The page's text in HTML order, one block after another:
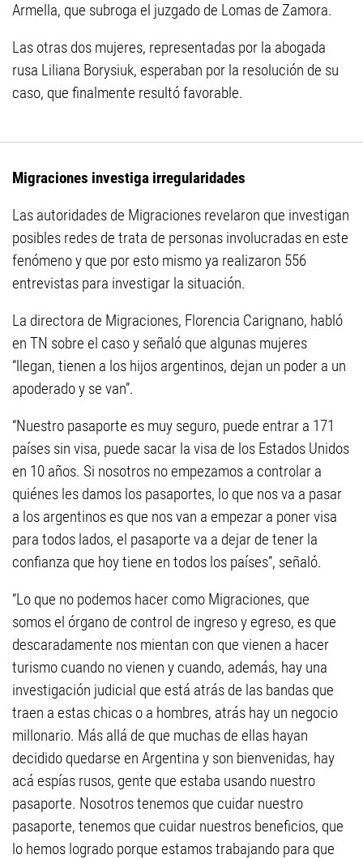
Armella, que subroga el juzgado de Lomas de Zamora.
Las otras dos mujeres, representadas por la abogada
rusa Liliana Borysiuk, esperaban por la resolución de su
caso, que finalmente resultó favorable.
Migraciones investiga irregularidades
Las autoridades de Migraciones revelaron que investigan
posibles redes de trata de personas involucradas en este
fenómeno y que por esto mismo ya realizaron 556
entrevistas para investigar la situación.
La directora de Migraciones, Florencia Carignano, habló
en TN sobre el caso y señaló que algunas mujeres
“llegan, tienen a los hijos argentinos, dejan un poder a un
apoderado y se van”.
“Nuestro pasaporte es muy seguro, puede entrar a 171
países sin visa, puede sacar la visa de los Estados Unidos
en 10 años. Si nosotros no empezamos a controlar a
quiénes les damos los pasaportes, lo que nos va a pasar
a los argentinos es que nos van a empezar a poner visa
para todos lados, el pasaporte va a dejar de tener la
confianza que hoy tiene en todos los países”, señaló.
“Lo que no podemos hacer como Migraciones, que
somos el órgano de control de ingreso y egreso, es que
descaradamente nos mientan con que vienen a hacer
turismo cuando no vienen y cuando, además, hay una
investigación judicial que está atrás de las bandas que
traen a estas chicas o a hombres, atrás hay un negocio
millonario. Más allá de que muchas de ellas hayan
decidido quedarse en Argentina y son bienvenidas, hay
acá espías rusos, gente que estaba usando nuestro
pasaporte. Nosotros tenemos que cuidar nuestro
pasaporte, tenemos que cuidar nuestros beneficios, que
lo hemos logrado porque estamos trabajando para que